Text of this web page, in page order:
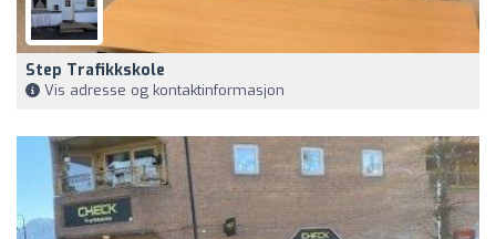
Step Trafikkskole
Vis adresse og kontaktinformasjon